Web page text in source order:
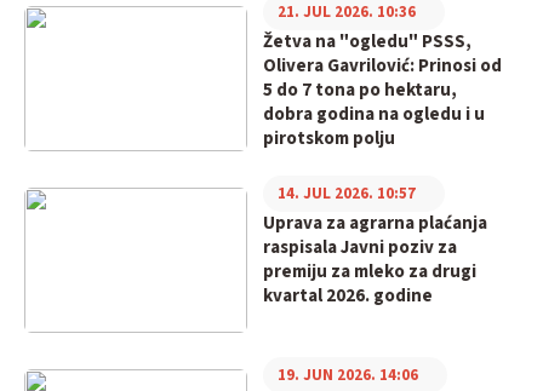
Žetva na "ogledu" PSSS,
Olivera Gavrilović: Prinosi od
5 do 7 tona po hektaru,
dobra godina na ogledu i u
pirotskom polju
21. JUL 2026. 10:36
Uprava za agrarna plaćanja
raspisala Javni poziv za
premiju za mleko za drugi
kvartal 2026. godine
14. JUL 2026. 10:57
19. JUN 2026. 14:06